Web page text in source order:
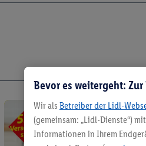
Bevor es weitergeht:
Wir als Betreiber der Lidl-
(gemeinsam: „Lidl-Dienste“)
Informationen in Ihrem